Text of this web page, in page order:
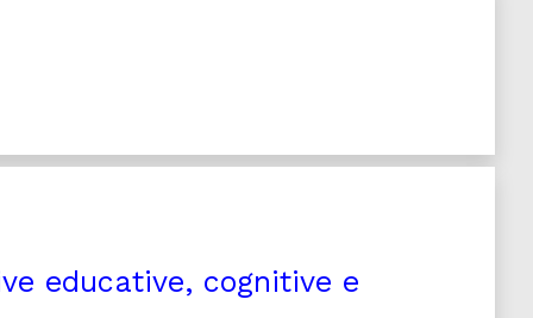
educative, cognitive e